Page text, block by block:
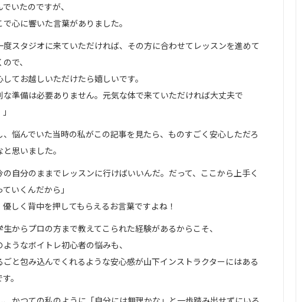
でいたのですが、
で心に響いた言葉がありました。
度スタジオに来ていただければ、その方に合わせてレッスンを進めて
で、
してお越しいただけたら嬉しいです。
な準備は必要ありません。元気な体で来ていただければ大丈夫で
、悩んでいた当時の私がこの記事を見たら、ものすごく安心しただろ
と思いました。
の自分のままでレッスンに行けばいいんだ。だって、ここから上手く
ていくんだから」
優しく背中を押してもらえるお言葉ですよね！
生からプロの方まで教えてこられた経験があるからこそ、
ようなボイトレ初心者の悩みも、
ごと包み込んでくれるような安心感が山下インストラクターにはある
。